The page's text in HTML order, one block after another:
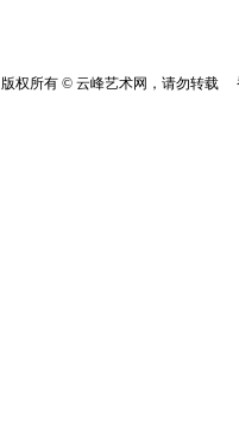
版权所有 © 云峰艺术网，请勿转载